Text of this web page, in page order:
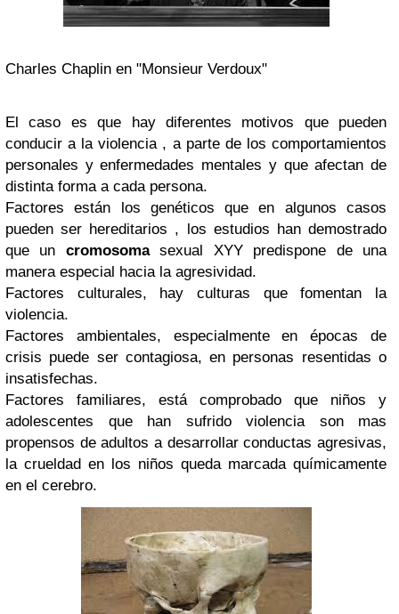
Charles Chaplin en "Monsieur Verdoux"
El caso es que hay diferentes motivos que pueden
conducir a la violencia , a parte de los comportamientos
personales y enfermedades mentales y que afectan de
distinta forma a cada persona.
Factores están los genéticos que en algunos casos
pueden ser hereditarios , los estudios han demostrado
que un cromosomasexual XYY predispone de una
manera especial hacia la agresividad.
Factores culturales, hay culturas que fomentan la
violencia.
Factores ambientales, especialmente en épocas de
crisis puede ser contagiosa, en personas resentidas o
insatisfechas.
Factores familiares, está comprobado que niños y
adolescentes que han sufrido violencia son mas
propensos de adultos a desarrollar conductas agresivas,
la crueldad en los niños queda marcada químicamente
en el cerebro.